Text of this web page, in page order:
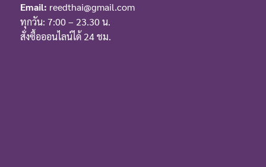
Email: reedthai@gmail.com
ทุกวัน: 7:00 – 23.30 น.
สั่งซื้อออนไลน์ได้ 24 ชม.